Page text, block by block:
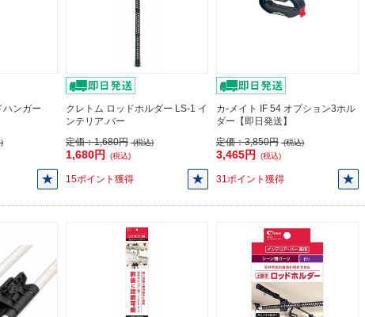
ハンガー
クレトム ロッドホルダー LS-1 イ
ンテリア.バー
定価：1,680円 (税込)
1,680円 (税込)
15ポイント獲得
カ-メイト IF 54 オプション3ホル
ダー【即日発送】
定価：3,850円 (税込)
3,465円 (税込)
31ポイント獲得